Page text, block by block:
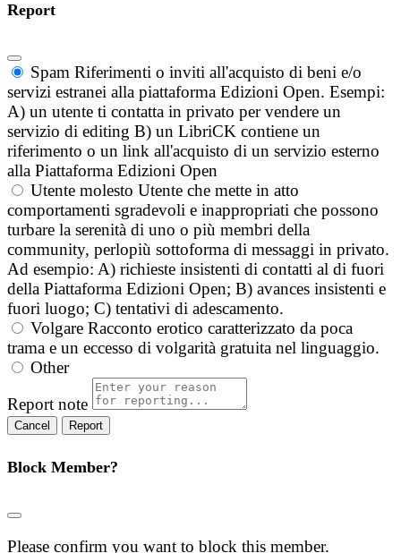
Report
Spam Riferimenti o inviti all'acquisto di beni e/o
servizi estranei alla piattaforma Edizioni Open. Esempi:
A) un utente ti contatta in privato per vendere un
servizio di editing B) un LibriCK contiene un
riferimento o un link all'acquisto di un servizio esterno
alla Piattaforma Edizioni Open
Utente molesto Utente che mette in atto
comportamenti sgradevoli e inappropriati che possono
turbare la serenità di uno o più membri della
community, perlopiù sottoforma di messaggi in privato.
Ad esempio: A) richieste insistenti di contatti al di fuori
della Piattaforma Edizioni Open; B) avances insistenti e
fuori luogo; C) tentativi di adescamento.
Volgare Racconto erotico caratterizzato da poca
trama e un eccesso di volgarità gratuita nel linguaggio.
Other
Report note
Report
Block Member?
Please confirm you want to block this member.